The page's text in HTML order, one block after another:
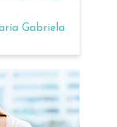
Gabriela